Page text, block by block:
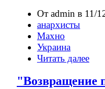
От admin в 11/
анархисты
Махно
Украина
Читать далее
"Возвращение